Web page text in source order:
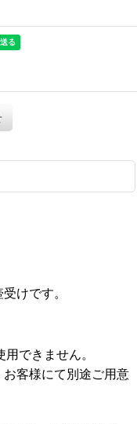
けです。
できません。
客様にて別途ご用意